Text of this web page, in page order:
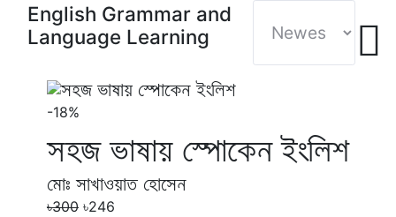
English Grammar and
Language Learning
-18%
সহজ ভাষায় স্পোকেন ইংলিশ
মোঃ সাখাওয়াত হোসেন
৳300 ৳246